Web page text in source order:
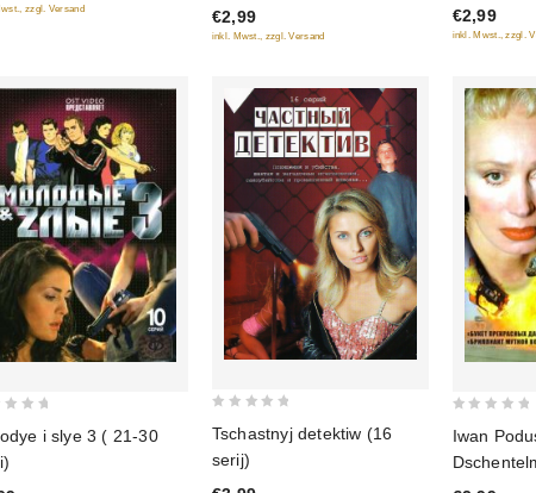
zzgl. Versand
5
€2,99
inkl. Mwst., zzgl. Versand
5
€2,99
inkl. Mwst., zzgl.
i slye 3 ( 21-30
of
Tschastnyj detektiw (16
serij)
of
Iwan
Serii)